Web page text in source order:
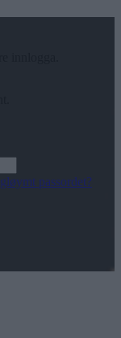
passordet?